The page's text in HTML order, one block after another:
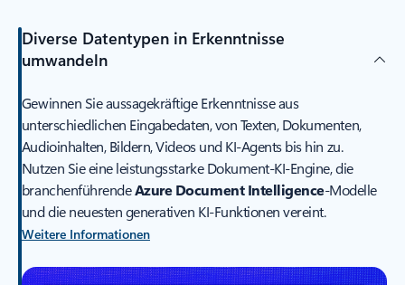
Diverse Datentypen in Erkenntnisse
umwandeln
Gewinnen Sie aussagekräftige Erkenntnisse aus
unterschiedlichen Eingabedaten, von Texten, Dokumenten,
Audioinhalten, Bildern, Videos und KI-Agents bis hin zu.
Nutzen Sie eine leistungsstarke Dokument-KI-Engine, die
branchenführendeAzure Document Intelligence-Modelle
und die neuesten generativen KI-Funktionen vereint.
Weitere Informationen